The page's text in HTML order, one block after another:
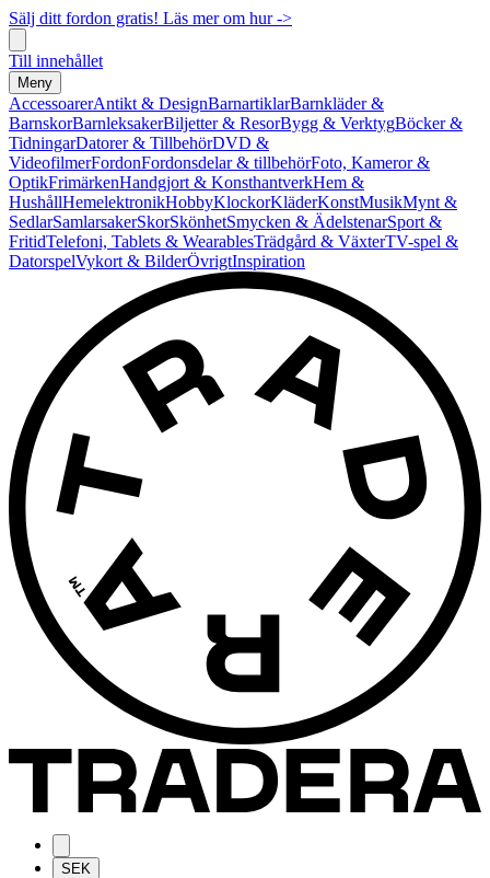
Sälj ditt fordon gratis! Läs mer om hur ->
Till innehållet
Meny
AccessoarerAntikt & DesignBarnartiklarBarnkläder &
BarnskorBarnleksakerBiljetter & ResorBygg & VerktygBöcker &
TidningarDatorer & TillbehörDVD &
VideofilmerFordonFordonsdelar & tillbehörFoto, Kameror &
OptikFrimärkenHandgjort & KonsthantverkHem &
HushållHemelektronikHobbyKlockorKläderKonstMusikMynt &
SedlarSamlarsakerSkorSkönhetSmycken & ÄdelstenarSport &
FritidTelefoni, Tablets & WearablesTrädgård & VäxterTV-spel &
DatorspelVykort & BilderÖvrigtInspiration
SEK